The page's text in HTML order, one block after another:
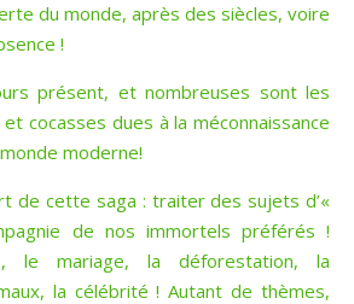
du monde, après des siècles, voire
!
présent, et nombreuses sont les
cocasses dues à la méconnaissance
moderne!
de cette saga : traiter des sujets d’«
de nos immortels préférés !
le mariage, la déforestation, la
la célébrité ! Autant de thèmes,